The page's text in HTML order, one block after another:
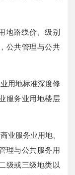
路线价、级别
公共管理与公共
用地标准深度修
服务业用地楼层
服务业用地、
理与公共服务用
级或三级地类以